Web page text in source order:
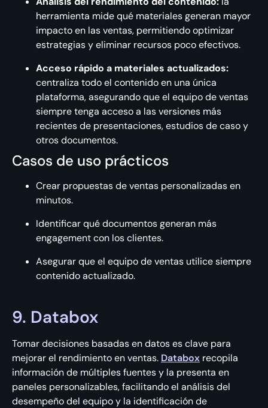
herramienta mide qué materiales generan mayor
impacto en las ventas, permitiendo optimizar
estrategias y eliminar recursos poco efectivos.
Acceso rápido a materiales actualizados:
centraliza todo el contenido en una única
plataforma, asegurando que el equipo de ventas
siempre tenga acceso a las versiones más
recientes de presentaciones, estudios de caso y
otros documentos.
Casos de uso prácticos
Crear propuestas de ventas personalizadas en
minutos.
Identificar qué documentos generan más
engagement con los clientes.
Asegurar que el equipo de ventas utilice siempre
contenido actualizado.
9. Databox
Tomar decisiones basadas en datos es clave para
mejorar el rendimiento en ventas. Databox recopila
información de múltiples fuentes y la presenta en
paneles personalizables, facilitando el análisis del
desempeño del equipo y la identificación de